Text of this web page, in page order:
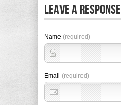
Leave A Response
Name (required)
Email (required)